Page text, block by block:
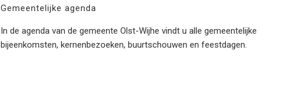
Gemeentelijke agenda
In de agenda van de gemeente Olst-Wijhe vindt u alle gemeentelijke
bijeenkomsten, kernenbezoeken, buurtschouwen en feestdagen.